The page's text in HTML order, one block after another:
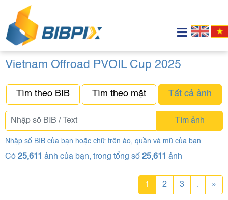
Vietnam Offroad PVOIL Cup 2025
Tìm theo BIB Tìm theo mặt Tất cả ảnh
Tìm ảnh
Nhập số BIB của bạn hoặc chữ trên áo, quần và mũ của bạn
Có 25,611 ảnh của bạn, trong tổng số 25,611 ảnh
1 2 3 . »